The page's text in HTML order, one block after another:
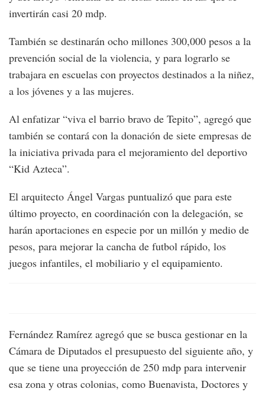
invertirán casi 20 mdp.
También se destinarán ocho millones 300,000 pesos a la
prevención social de la violencia, y para lograrlo se
trabajara en escuelas con proyectos destinados a la niñez,
a los jóvenes y a las mujeres.
Al enfatizar “viva el barrio bravo de Tepito”, agregó que
también se contará con la donación de siete empresas de
la iniciativa privada para el mejoramiento del deportivo
“Kid Azteca”.
El arquitecto Ángel Vargas puntualizó que para este
último proyecto, en coordinación con la delegación, se
harán aportaciones en especie por un millón y medio de
pesos, para mejorar la cancha de futbol rápido, los
juegos infantiles, el mobiliario y el equipamiento.
Fernández Ramírez agregó que se busca gestionar en la
Cámara de Diputados el presupuesto del siguiente año, y
que se tiene una proyección de 250 mdp para intervenir
esa zona y otras colonias, como Buenavista, Doctores y